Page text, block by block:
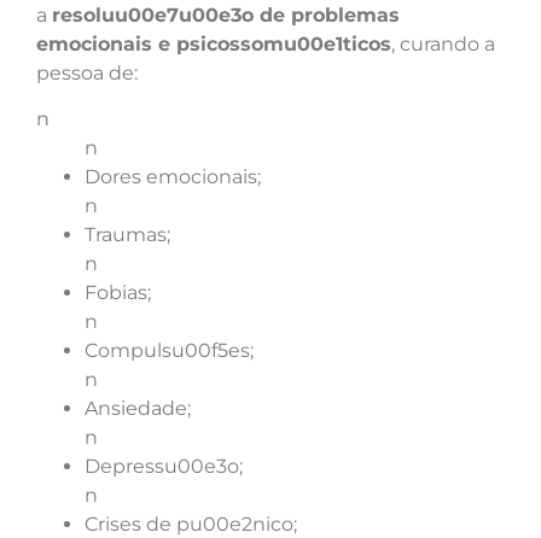
a resoluu00e7u00e3o de problemas
emocionais e psicossomu00e1ticos, curando a
pessoa de:
n
n
Dores emocionais;
n
Traumas;
n
Fobias;
n
Compulsu00f5es;
n
Ansiedade;
n
Depressu00e3o;
n
Crises de pu00e2nico;